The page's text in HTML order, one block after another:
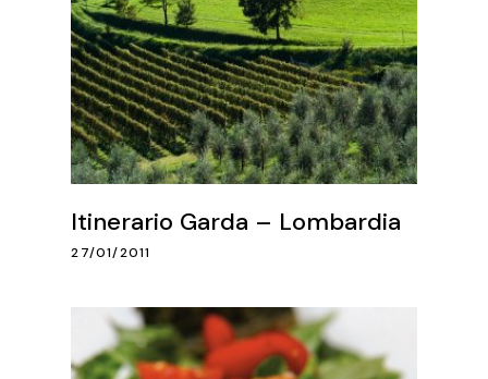
Itinerario Garda – Lombardia
27/01/2011